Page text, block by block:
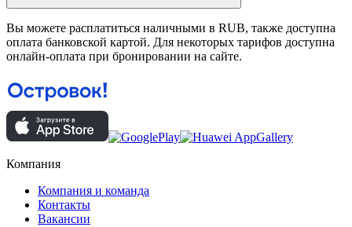
Вы можете расплатиться наличными в RUB, также доступна
оплата банковской картой. Для некоторых тарифов доступна
онлайн-оплата при бронировании на сайте.
Компания
Компания и команда
Контакты
Вакансии